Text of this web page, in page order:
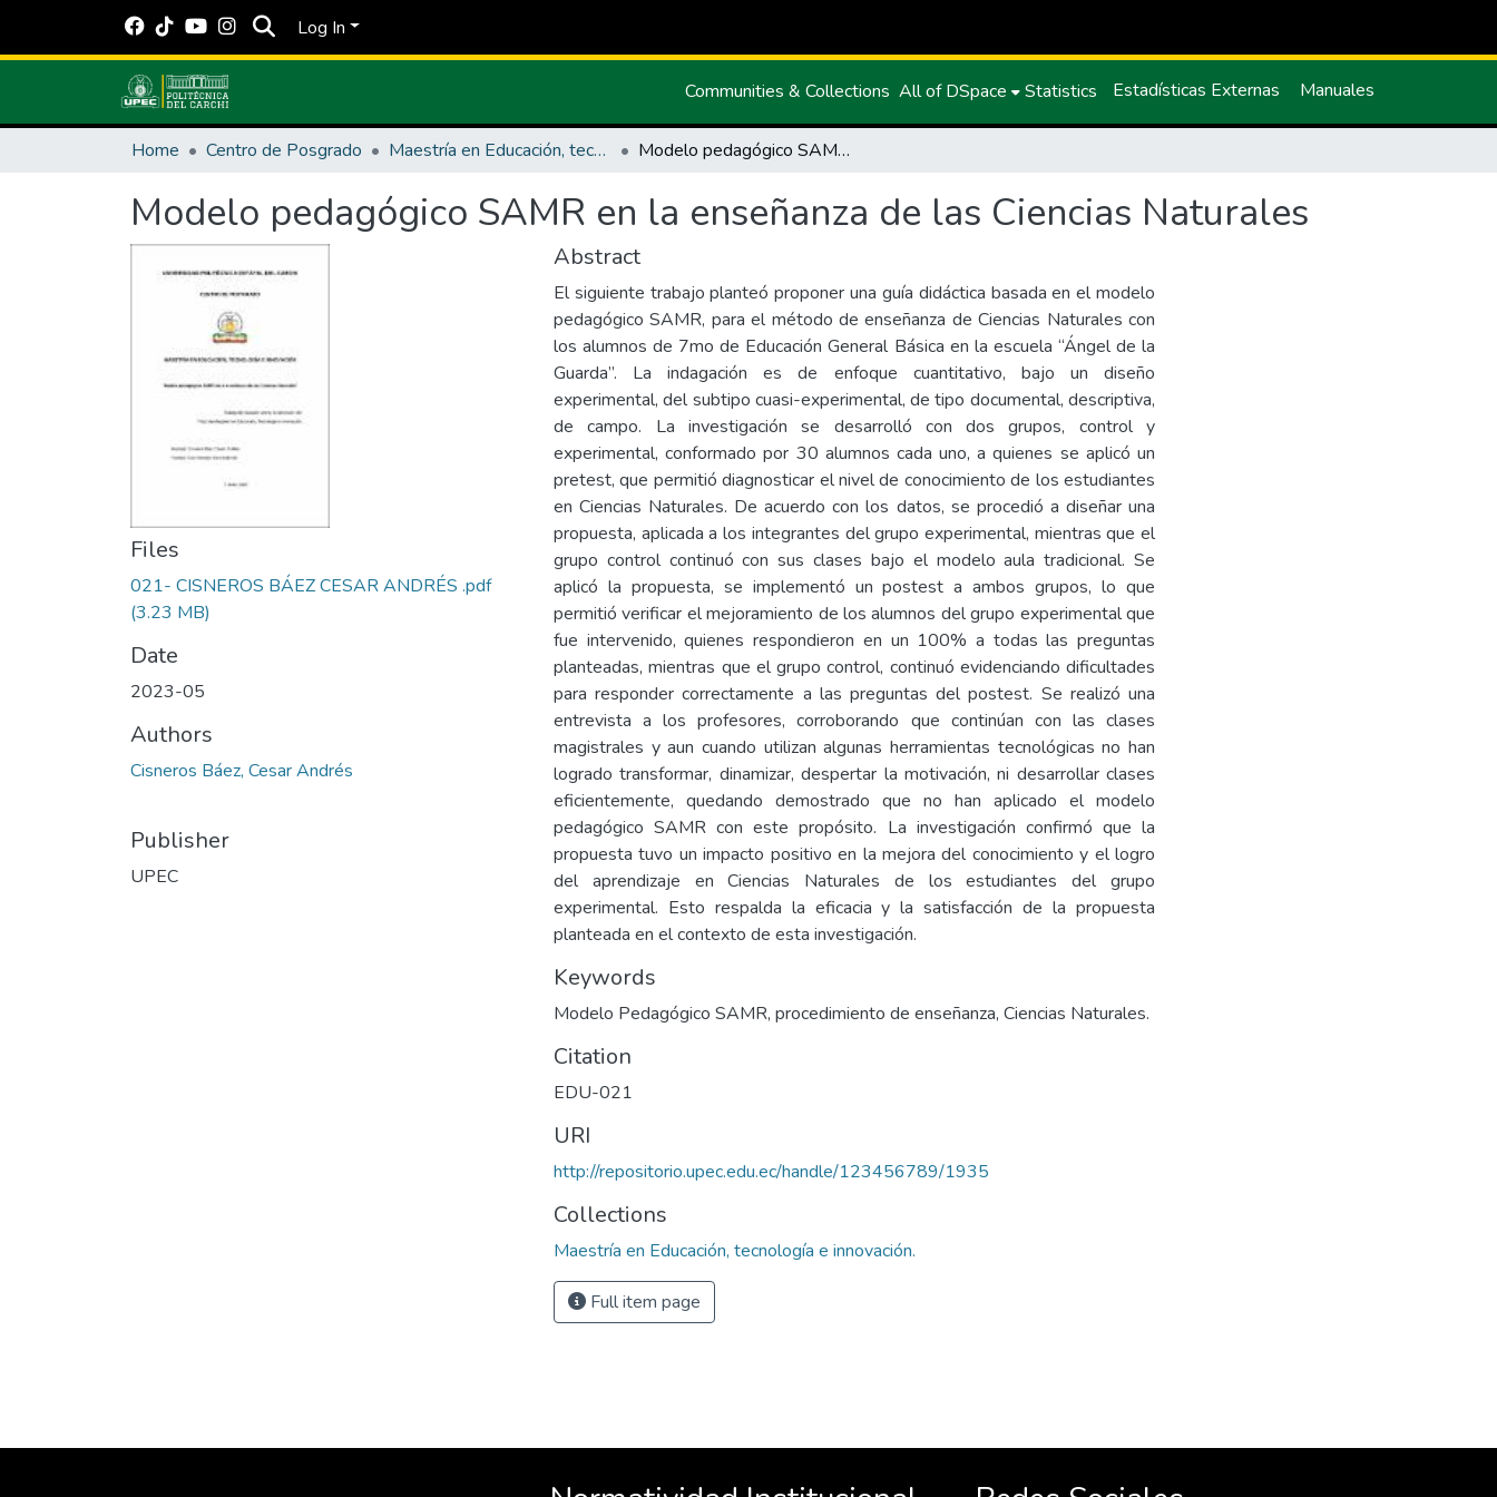
Log In
Communities & Collections All of DSpace Statistics Estadísticas Externas Manuales
Home Centro de Posgrado Maestría en Educación, tecnología e innovación. Modelo pedagógico SAMR en la enseñanza de las Ciencias Naturales
Modelo pedagógico SAMR en la enseñanza de las Ciencias Naturales
Files
021- CISNEROS BÁEZ CESAR ANDRÉS .pdf
(3.23 MB)
Date
2023-05
Authors
Cisneros Báez, Cesar Andrés
Publisher
UPEC
Abstract
El siguiente trabajo planteó proponer una guía didáctica basada en el modelo
pedagógico SAMR, para el método de enseñanza de Ciencias Naturales con
los alumnos de 7mo de Educación General Básica en la escuela “Ángel de la
Guarda”. La indagación es de enfoque cuantitativo, bajo un diseño
experimental, del subtipo cuasi-experimental, de tipo documental, descriptiva,
de campo. La investigación se desarrolló con dos grupos, control y
experimental, conformado por 30 alumnos cada uno, a quienes se aplicó un
pretest, que permitió diagnosticar el nivel de conocimiento de los estudiantes
en Ciencias Naturales. De acuerdo con los datos, se procedió a diseñar una
propuesta, aplicada a los integrantes del grupo experimental, mientras que el
grupo control continuó con sus clases bajo el modelo aula tradicional. Se
aplicó la propuesta, se implementó un postest a ambos grupos, lo que
permitió verificar el mejoramiento de los alumnos del grupo experimental que
fue intervenido, quienes respondieron en un 100% a todas las preguntas
planteadas, mientras que el grupo control, continuó evidenciando dificultades
para responder correctamente a las preguntas del postest. Se realizó una
entrevista a los profesores, corroborando que continúan con las clases
magistrales y aun cuando utilizan algunas herramientas tecnológicas no han
logrado transformar, dinamizar, despertar la motivación, ni desarrollar clases
eficientemente, quedando demostrado que no han aplicado el modelo
pedagógico SAMR con este propósito. La investigación confirmó que la
propuesta tuvo un impacto positivo en la mejora del conocimiento y el logro
del aprendizaje en Ciencias Naturales de los estudiantes del grupo
experimental. Esto respalda la eficacia y la satisfacción de la propuesta
planteada en el contexto de esta investigación.
Keywords
Modelo Pedagógico SAMR, procedimiento de enseñanza, Ciencias Naturales.
Citation
EDU-021
URI
http://repositorio.upec.edu.ec/handle/123456789/1935
Collections
Maestría en Educación, tecnología e innovación.
Full item page